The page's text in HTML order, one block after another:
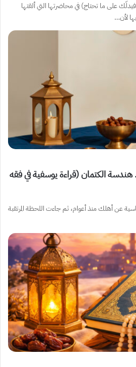
فيدلّك على ما تحتاج) في محاضرتها التي ألقتها
لأن…
الكتمان (قراءة يوسفية في فقه
عن أهلك منذ أعوام، ثم جاءت اللحظة المرتقبة